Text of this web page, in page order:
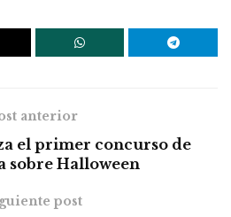
anterior
el primer concurso de
sobre Halloween
post